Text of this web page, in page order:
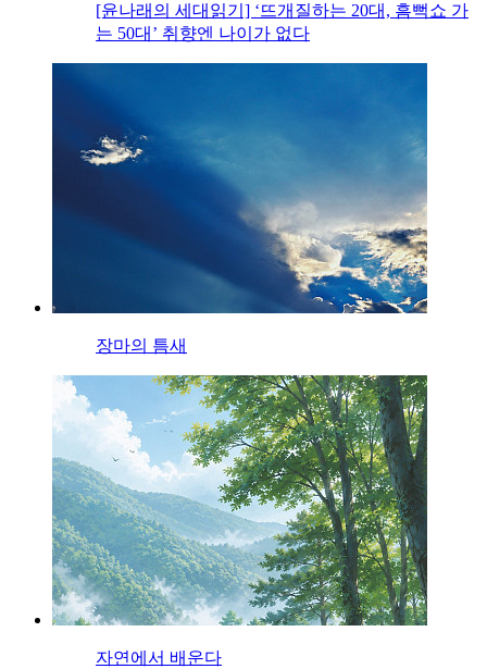
[윤나래의 세대읽기] ‘뜨개질하는 20대, 흠뻑쇼 가
는 50대’ 취향엔 나이가 없다
장마의 틈새
자연에서 배운다